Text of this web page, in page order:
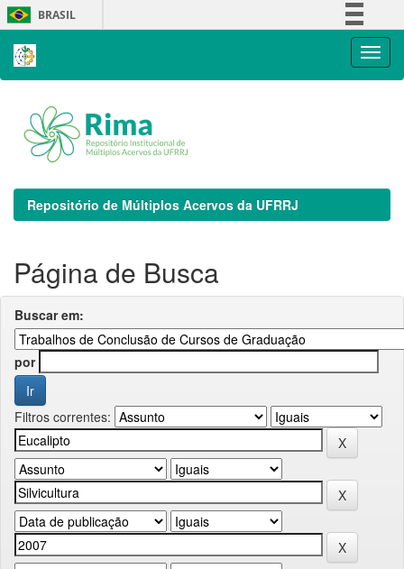
Skip
navigation
BRASIL
Repositório de Múltiplos Acervos da UFRRJ
Página de Busca
Buscar em:
por
Filtros correntes: